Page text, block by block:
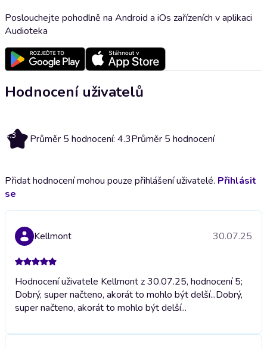
Poslouchejte pohodlně na Android a iOs zařízeních v aplikaci
Audioteka
Hodnocení uživatelů
4.3 Průměr 5 hodnocení: 4.3Průměr 5 hodnocení
Přidat hodnocení mohou pouze přihlášení uživatelé. Přihlásit
se
Kellmont 30.07.25
Hodnocení uživatele Kellmont z 30.07.25, hodnocení 5;
Dobrý, super načteno, akorát to mohlo být delší...Dobrý,
super načteno, akorát to mohlo být delší...